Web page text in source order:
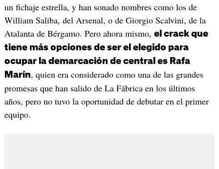
un fichaje estrella, y han sonado nombres como los de
William Saliba, del Arsenal, o de Giorgio Scalvini, de la
Atalanta de Bérgamo. Pero ahora mismo, el crack que
tiene más opciones de ser el elegido para
ocupar la demarcación de central es Rafa
Marín, quien era considerado como una de las grandes
promesas que han salido de La Fábrica en los últimos
años, pero no tuvo la oportunidad de debutar en el primer
equipo.